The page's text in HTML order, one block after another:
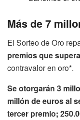
Más de 7
El Sorteo de Oro
premios que
contravalor en oro*.
Se otorgarán 3
millón de euros al
tercer premio;